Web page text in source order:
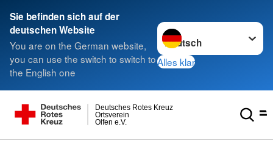
Sie befinden sich auf der
deutschen Website
You are on the German website,
you can use the switch to switch to
the English one
Sprache wechseln zu
Alles klar
Olfen e.V.
Ortsverein
Deutsches Rotes Kreuz